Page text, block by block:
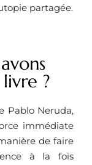
partagée.
?
Pablo Neruda,
immédiate
de faire
à la fois